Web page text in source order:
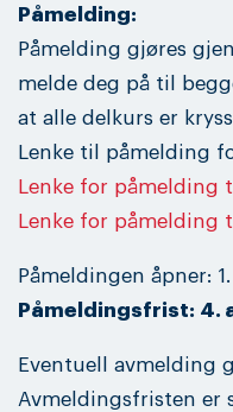
Påmelding:
Påmelding gjøres
melde deg på til
at alle delkurs er
Lenke til påmelding
Lenke for påmelding
Lenke for påmelding
Påmeldingen åpner:
Påmeldingsfrist: 4.
Eventuell avmelding
Avmeldingsfristen er